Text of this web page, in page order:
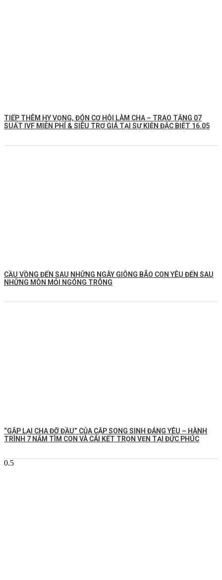
TIẾP THÊM HY VỌNG, ĐÓN CƠ HỘI LÀM CHA – TRAO TẶNG 07
SUẤT IVF MIỄN PHÍ & SIÊU TRỢ GIÁ TẠI SỰ KIỆN ĐẶC BIỆT 16.05
CẦU VỒNG ĐẾN SAU NHỮNG NGÀY GIÔNG BÃO CON YÊU ĐẾN SAU
NHỮNG MÒN MỎI NGÓNG TRÔNG
️“GẶP LẠI CHA ĐỠ ĐẦU” CỦA CẶP SONG SINH ĐÁNG YÊU – HÀNH
TRÌNH 7 NĂM TÌM CON VÀ CÁI KẾT TRỌN VẸN TẠI ĐỨC PHÚC